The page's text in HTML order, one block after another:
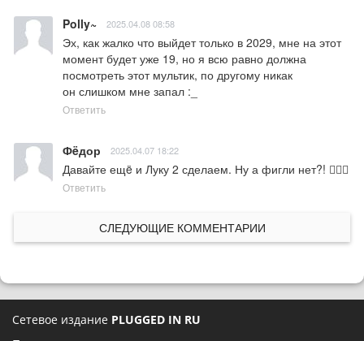
Polly~ 2025.04.08 08:58
Эх, как жалко что выйдет только в 2029, мне на этот
момент будет уже 19, но я всю равно должна
посмотреть этот мультик, по другому никак
он слишком мне запал :_
Ответить
Фëдор 2025.04.07 18:22
Давайте ещë и Луку 2 сделаем. Ну а фигли нет?! 🤦🏻‍♂️
Ответить
СЛЕДУЮЩИЕ КОММЕНТАРИИ
Сетевое издание PLUGGED IN RU